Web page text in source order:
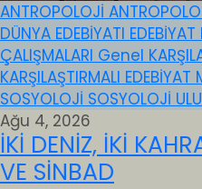
ANTROPOLOJİ
DÜNYA EDEBİYATI EDEBİYAT
ÇALIŞMALARI Genel
KARŞILAŞTIRMALI EDEBİYAT
SOSYOLOJİ SOSYOLOJİ
Ağu 4, 2026
İKİ DENİZ, İKİ
VE SİNBAD